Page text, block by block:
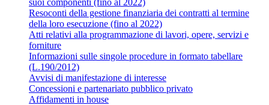
Resoconti della gestione finanziaria dei contratti al termine
della loro esecuzione (fino al 2022)
Atti relativi alla programmazione di lavori, opere, servizi e
forniture
Informazioni sulle singole procedure in formato tabellare
(L.190/2012)
Avvisi di manifestazione di interesse
Concessioni e partenariato pubblico privato
Affidamenti in house